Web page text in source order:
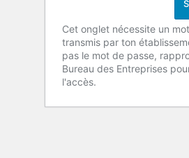
Cet onglet nécessite un
transmis par ton
pas le mot de passe,
Bureau des Entreprises
l'accès.